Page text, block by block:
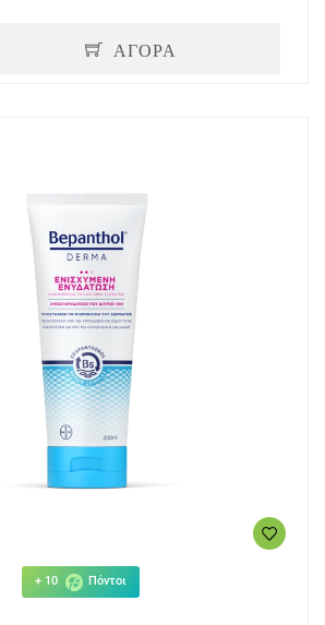
ΑΓΟΡΑ
+ 10 Πόντοι